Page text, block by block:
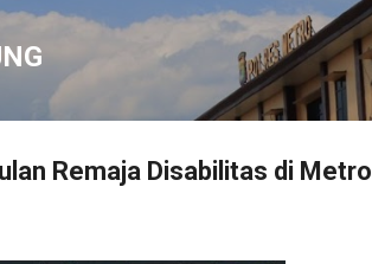
ke konten utama
Remaja Disabilitas di Metro